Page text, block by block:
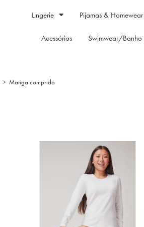
Lingerie Pijamas & Homewear
Acessórios Swimwear/Banho
> Manga comprida